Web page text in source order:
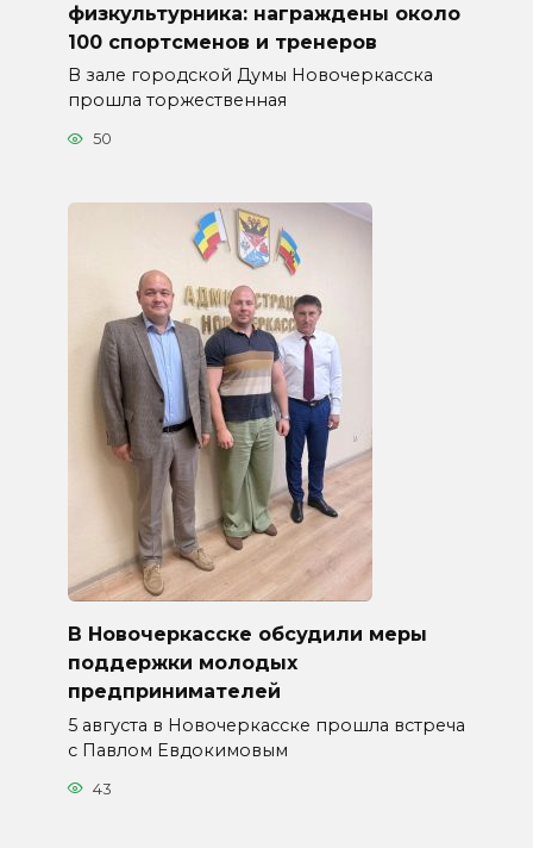
физкультурника: награждены около
100 спортсменов и тренеров
В зале городской Думы Новочеркасска
прошла торжественная
50
В Новочеркасске обсудили меры
поддержки молодых
предпринимателей
5 августа в Новочеркасске прошла встреча
с Павлом Евдокимовым
43